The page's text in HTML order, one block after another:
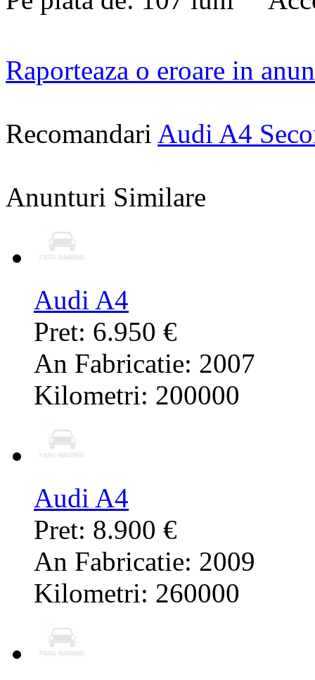
Raporteaza o eroare in
Recomandari Audi A4
Anunturi Similare
Audi A4
Pret: 6.950 €
An Fabricatie: 2007
Kilometri: 200000
Audi A4
Pret: 8.900 €
An Fabricatie: 2009
Kilometri: 260000